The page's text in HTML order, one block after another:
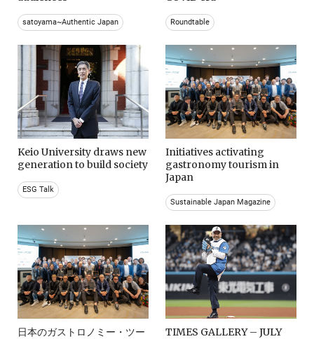
satoyama~Authentic Japan Roundtable
Keio University draws new
generation to build society
ESG Talk
Initiatives activating
gastronomy tourism in
Japan
Sustainable Japan Magazine
日本のガストロノミー・ツー
TIMES GALLERY – JULY